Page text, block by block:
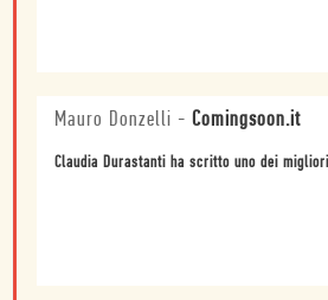
Mauro Donzelli - Comingsoon.it
Claudia Durastanti ha scritto uno dei